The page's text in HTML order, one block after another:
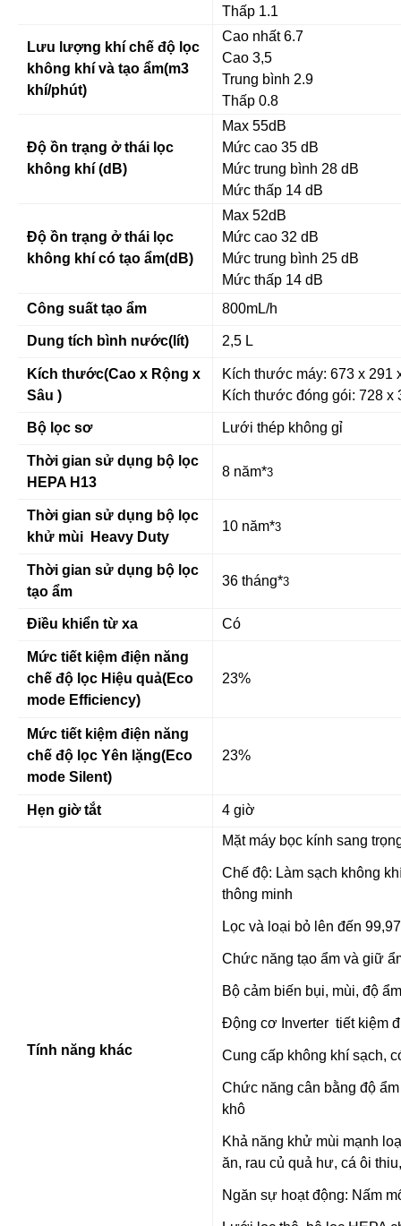
Thấp 1.1
Lưu lượng khí chế độ lọc
không khí và tạo ẩm(m3
khí/phút)
Cao nhất 6.7
Cao 3,5
Trung bình 2.9
Thấp 0.8
Độ ồn trạng ở thái lọc
không khí (dB)
Max 55dB
Mức cao 35 dB
Mức trung bình 28 dB
Mức thấp 14 dB
Độ ồn trạng ở thái lọc
không khí có tạo ẩm(dB)
Max 52dB
Mức cao 32 dB
Mức trung bình 25 dB
Mức thấp 14 dB
Công suất tạo ẩm
800mL/h
Dung tích bình nước(lít) 2,5 L
Kích thước(Cao x Rộng x
Sâu )
Kích thước máy: 673 x 291
Kích thước đóng gói: 728 x
Bộ lọc sơ Lưới thép không gỉ
Thời gian sử dụng bộ lọc
HEPA H13
8 năm*3
Thời gian sử dụng bộ lọc
khử mùi Heavy Duty
10 năm*3
Thời gian sử dụng bộ lọc
tạo ẩm
36 tháng*3
Điều khiển từ xa Có
Mức tiết kiệm điện năng
chế độ lọc Hiệu quả(Eco
mode Efficiency)
23%
Mức tiết kiệm điện năng
chế độ lọc Yên lặng(Eco
mode Silent)
23%
Hẹn giờ tắt 4 giờ
Tính năng khác
Mặt máy bọc kính sang
Chế độ: Làm sạch không
thông minh
Lọc và loại bỏ lên đến
Chức năng tạo ẩm và giữ
Bộ cảm biến bụi, mùi, độ ẩm
Động cơ Inverter tiết kiệm
Cung cấp không khí sạch,
Chức năng cân bằng độ
khô
Khả năng khử mùi mạnh
ăn, rau củ quả hư, cá ôi
Ngăn sự hoạt động: Nấm